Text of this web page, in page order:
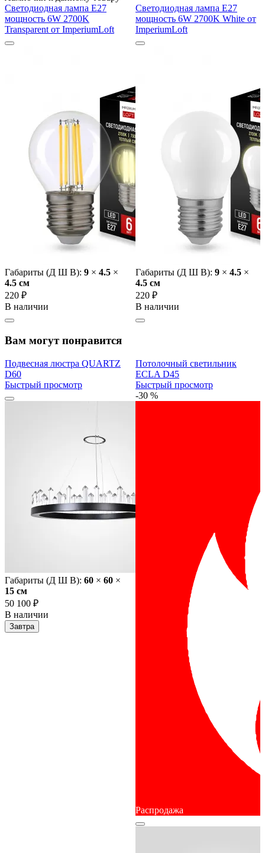
Светодиодная лампа E27
мощность 6W 2700K
Transparent от ImperiumLoft
Габариты (Д Ш В): 9 × 4.5 ×
4.5 cм
220 ₽
В наличии
Светодиодная лампа E27
мощность 6W 2700K White от
ImperiumLoft
Габариты (Д Ш В): 9 × 4.5 ×
4.5 cм
220 ₽
В наличии
Вам могут понравится
Подвесная люстра QUARTZ
D60
Быстрый просмотр
Габариты (Д Ш В): 60 × 60 ×
15 cм
50 100 ₽
В наличии
Завтра
Потолочный светильник
ECLA D45
Быстрый просмотр
-30 %
Распродажа